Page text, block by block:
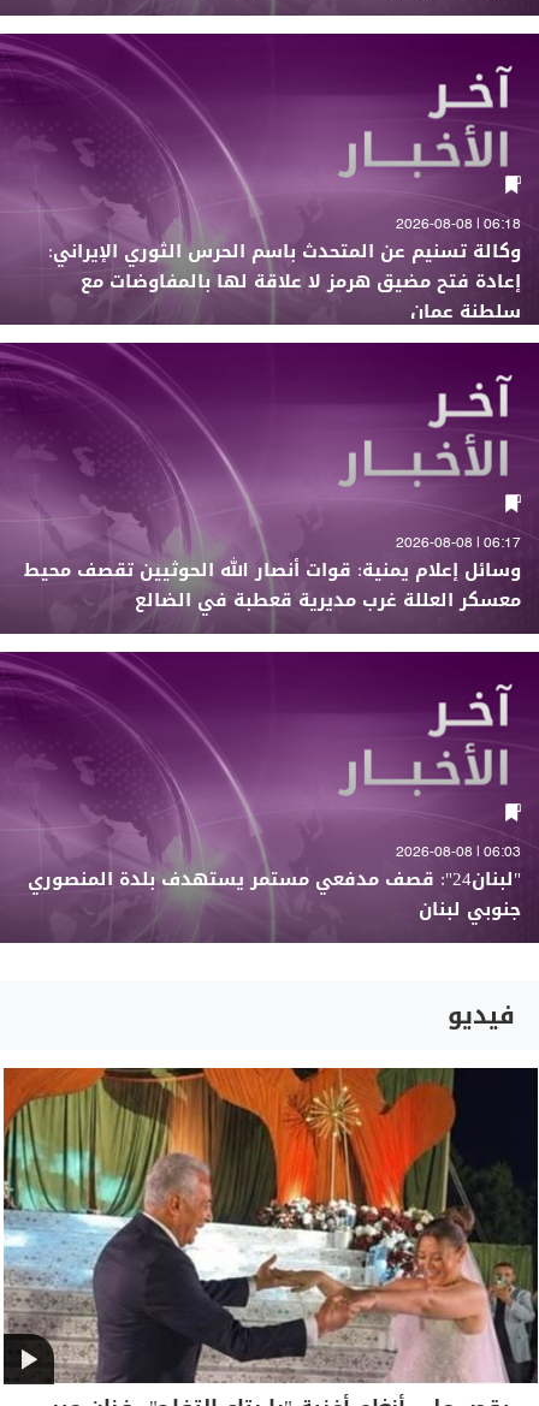
06:18 | 2026-08-08
وكالة تسنيم عن المتحدث باسم الحرس الثوري الإيراني:
إعادة فتح مضيق هرمز لا علاقة لها بالمفاوضات مع
سلطنة عمان
06:17 | 2026-08-08
وسائل إعلام يمنية: قوات أنصار الله الحوثيين تقصف محيط
معسكر العللة غرب مديرية قعطبة في الضالع
06:03 | 2026-08-08
"لبنان24": قصف مدفعي مستمر يستهدف بلدة المنصوري
جنوبي لبنان
فيديو